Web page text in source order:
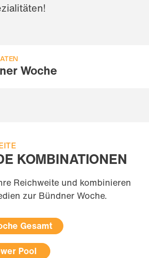
Woche
KOMBINATIONEN
Reichweite und kombinieren
zur Bündner Woche.
Gesamt
Pool